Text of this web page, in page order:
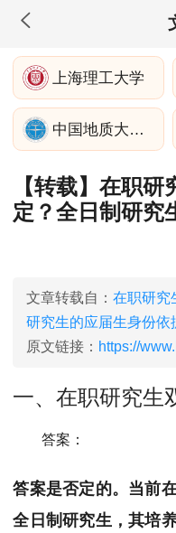
MBA工商管理
院校库 考试报名 招
考试真题
报考经验
MEM工程管理
院校库 考试报名 招
MPA公共管理
院校库 考试报名 招
MPAcc会计专硕
院校库 考试报名
MTA旅游管理
上海理工大学
中国地质大学(武汉)
【转载】在职
定？全日制研究
文章转载自： 在职研究
研究生的应届生身份依
原文链接： https://
一、在职研究生
答案：
答案是否定的。当前
全日制研究生，其培